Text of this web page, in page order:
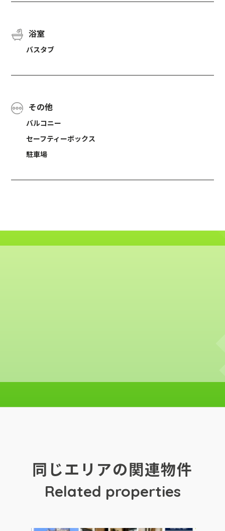
浴室
バスタブ
その他
バルコニー
セーフティーボックス
駐車場
同じエリアの関連物件
Related properties